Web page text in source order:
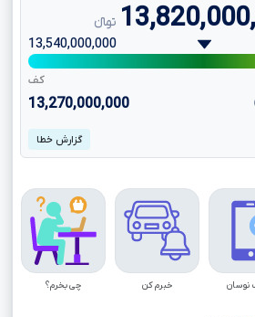
تومانءءء
13,540,000,000
کف
13,270,000,000
گزارش خطا
نوسان خبرم کن چی بخرم؟